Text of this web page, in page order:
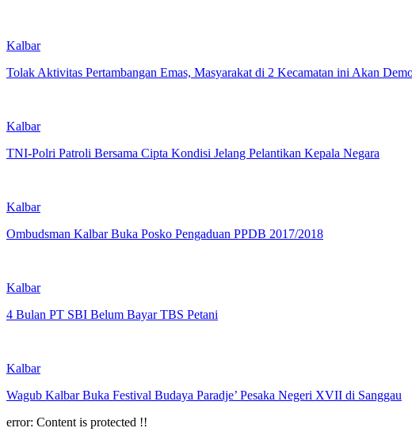
Kalbar
Tolak Aktivitas Pertambangan Emas, Masyarakat di 2 Kecamatan ini Akan
Kalbar
TNI-Polri Patroli Bersama Cipta Kondisi Jelang Pelantikan Kepala Negara
Kalbar
Ombudsman Kalbar Buka Posko Pengaduan PPDB 2017/2018
Kalbar
4 Bulan PT SBI Belum Bayar TBS Petani
Kalbar
Wagub Kalbar Buka Festival Budaya Paradje’ Pesaka Negeri XVII di Sanggau
error: Content is protected !!